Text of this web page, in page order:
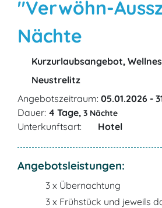
"Verwöhn-
Nächte
Kurzurlaubsangebot,
Neustrelitz
Angebotszeitraum: 05.01.2026 -
Dauer: 4 Tage, 3 Nächte
Unterkunftsart: Hotel
Angebotsleistungen:
3 x Übernachtung
3 x Frühstück und jeweils